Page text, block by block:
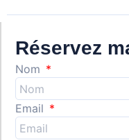
Réservez
Nom
Email